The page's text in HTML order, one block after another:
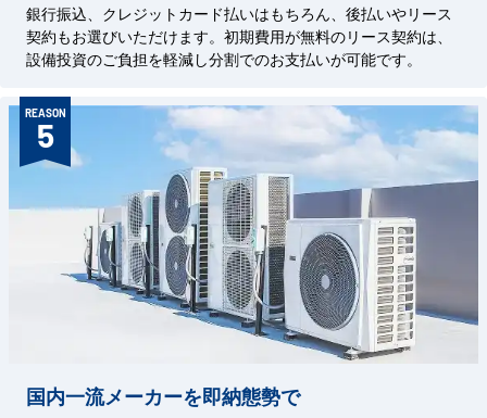
銀行振込、クレジットカード払いはもちろん、後払いやリース
契約もお選びいただけます。初期費用が無料のリース契約は、
設備投資のご負担を軽減し分割でのお支払いが可能です。
REASON
5
国内一流メーカーを即納態勢で